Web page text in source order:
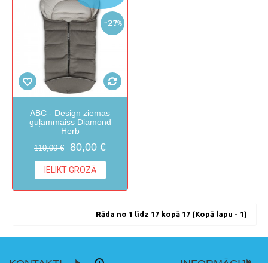
-27%
ABC - Design ziemas
guļammaiss Diamond
Herb
110,00 € 80,00 €
IELIKT GROZĀ
Rāda no 1 līdz 17 kopā 17 (Kopā lapu - 1)